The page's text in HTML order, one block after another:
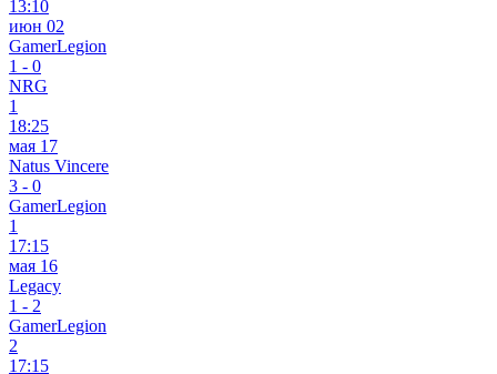
13:10
июн 02
GamerLegion
1 - 0
NRG
1
18:25
мая 17
Natus Vincere
3 - 0
GamerLegion
1
17:15
мая 16
Legacy
1 - 2
GamerLegion
2
17:15